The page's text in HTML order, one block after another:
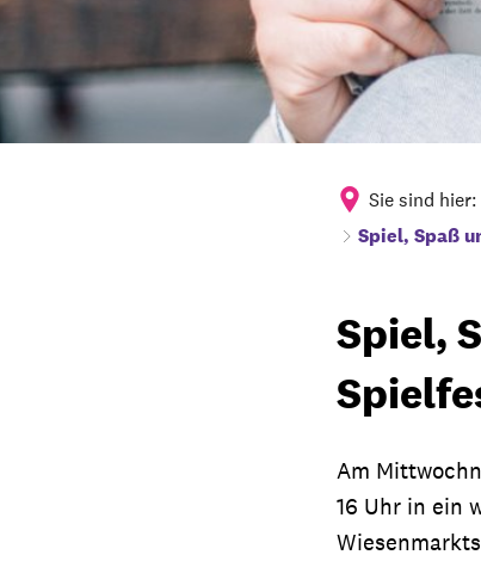
Sie sind hier:
Spiel, Spaß
Spiel,
Am
16 Uhr in ein